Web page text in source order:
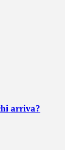
arriva?